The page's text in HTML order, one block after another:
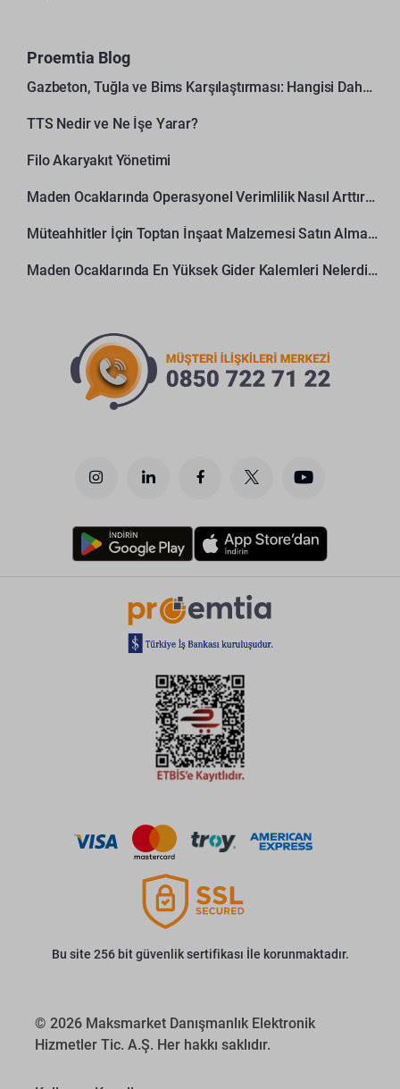
Proemtia Blog
Gazbeton, Tuğla ve Bims Karşılaştırması: Hangisi Daha Avantajlı?
TTS Nedir ve Ne İşe Yarar?
Filo Akaryakıt Yönetimi
Maden Ocaklarında Operasyonel Verimlilik Nasıl Arttırılır?
Müteahhitler İçin Toptan İnşaat Malzemesi Satın Alma Rehberi
Maden Ocaklarında En Yüksek Gider Kalemleri Nelerdir?
Bu site 256 bit güvenlik sertifikası İle korunmaktadır.
© 2026 Maksmarket Danışmanlık Elektronik
Hizmetler Tic. A.Ş. Her hakkı saklıdır.